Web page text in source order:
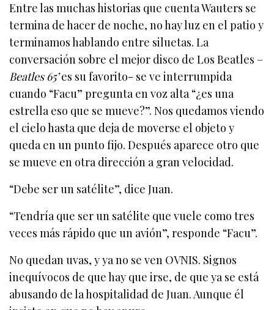
Entre las muchas historias que cuenta Wauters se
termina de hacer de noche, no hay luz en el patio y
terminamos hablando entre siluetas. La
conversación sobre el mejor disco de Los Beatles –
Beatles 65’es su favorito- se ve interrumpida
cuando “Facu” pregunta en voz alta “¿es una
estrella eso que se mueve?”. Nos quedamos viendo
el cielo hasta que deja de moverse el objeto y
queda en un punto fijo. Después aparece otro que
se mueve en otra dirección a gran velocidad.
“Debe ser un satélite”, dice Juan.
“Tendría que ser un satélite que vuele como tres
veces más rápido que un avión”, responde “Facu”.
No quedan uvas, y ya no se ven OVNIS. Signos
inequívocos de que hay que irse, de que ya se está
abusando de la hospitalidad de Juan. Aunque él